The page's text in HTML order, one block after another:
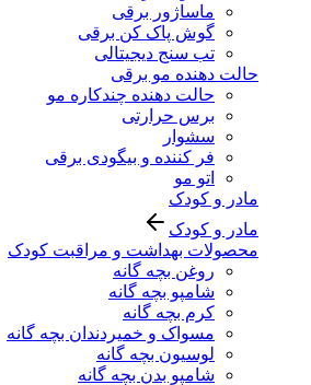
ماساژور برقی
گوش پاک کن برقی
تب سنج دیجیتالی
حالت دهنده مو برقی
حالت دهنده چندکاره مو
برس حرارتی
سشوار
فر کننده و بیگودی برقی
اتو مو
مادر و کودک
مادر و کودک
محصولات بهداشت و مراقبت کودک
روغن بچه گانه
شامپو بچه گانه
کرم بچه گانه
مسواک و خمیردندان بچه گانه
لوسیون بچه گانه
شامپو بدن بچه گانه